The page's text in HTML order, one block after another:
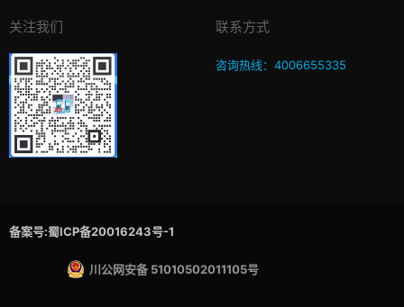
关注我们 联系方式
咨询热线：4006655335
备案号:蜀ICP备20016243号-1
川公网安备 51010502011105号